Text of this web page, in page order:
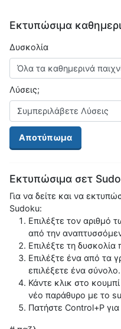
Εκτυπώσιμα
Δυσκολία
Λύσεις;
Αποτύπωμα
Εκτυπώσιμα σετ
Για να δείτε και να
Sudoku:
Επιλέξτε τον αριθμό
από την
Επιλέξτε τη δυσκολία
Επιλέξτε ένα από τα
επιλέξετε ένα σύνολο.
Κάντε κλικ στο
νέο παράθυρο με το
Πατήστε Control+P